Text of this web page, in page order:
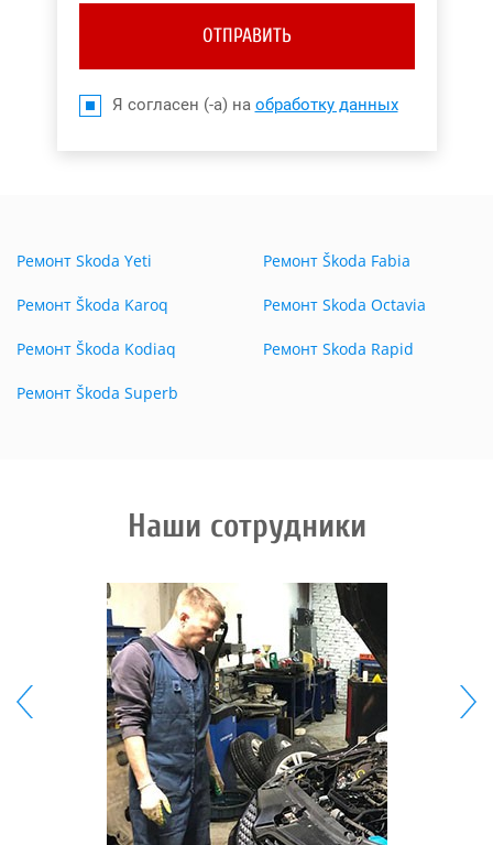
ОТПРАВИТЬ
Я согласен (-а) на обработку данных
Ремонт Skoda Yeti
Ремонт Škoda Karoq
Ремонт Škoda Kodiaq
Ремонт Škoda Superb
Ремонт Škoda Fabia
Ремонт Skoda Octavia
Ремонт Skoda Rapid
Наши сотрудники